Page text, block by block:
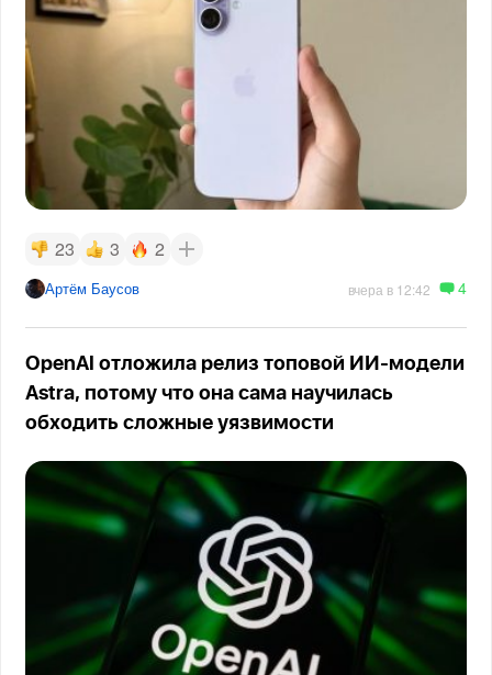
23 3 2
Артём Баусов вчера в 12:42 4
OpenAI отложила релиз топовой ИИ-модели
Astra, потому что она сама научилась
обходить сложные уязвимости